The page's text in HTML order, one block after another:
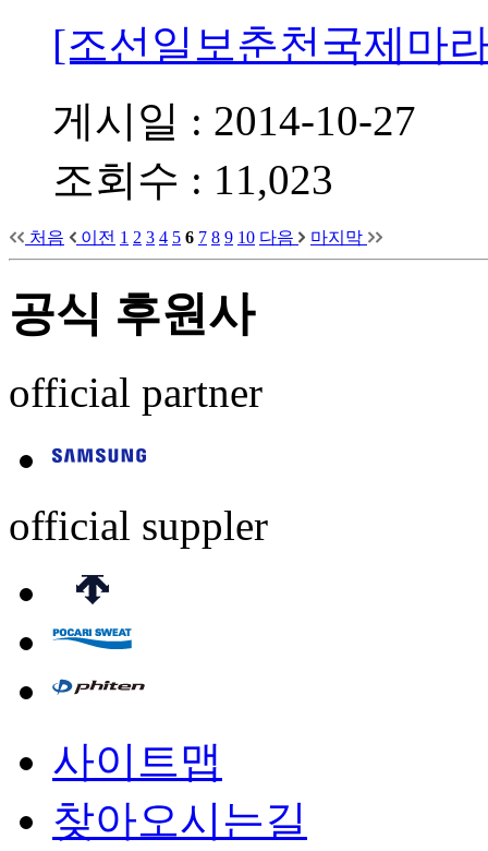
[조선일보춘천국제마
게시일 : 2014-10-27
조회수 : 11,023
처음 이전 1 2 3 4 5 6 7 8 9 10 다음 마지막
공식 후원사
official partner
official suppler
사이트맵
찾아오시는길